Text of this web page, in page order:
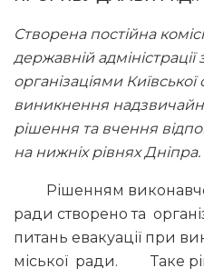
Створена постійна
державній
організаціями Київської
виникнення
рішення та вчення
на нижніх рівнях Дніпра.
Рішенням
ради створено та
питань евакуації при
міської ради. Таке